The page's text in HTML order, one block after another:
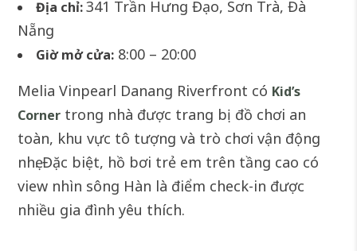
Địa chỉ:341 Trần Hưng Đạo, Sơn Trà, Đà
Nẵng
Giờ mở cửa: 8:00 – 20:00
Melia Vinpearl Danang Riverfront có Kid’s
Corner trong nhà được trang bị đồ chơi an
toàn, khu vực tô tượng và trò chơi vận động
nhẹ. Đặc biệt, hồ bơi trẻ em trên tầng cao có
view nhìn sông Hàn là điểm check-in được
nhiều gia đình yêu thích.